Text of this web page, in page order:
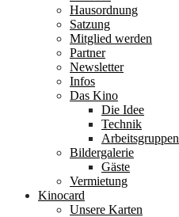
Hausordnung
Satzung
Mitglied werden
Partner
Newsletter
Infos
Das Kino
Die Idee
Technik
Arbeitsgruppen
Bildergalerie
Gäste
Vermietung
Kinocard
Unsere Karten